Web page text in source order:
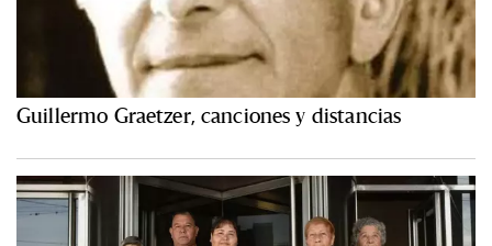
Guillermo Graetzer, canciones y distancias